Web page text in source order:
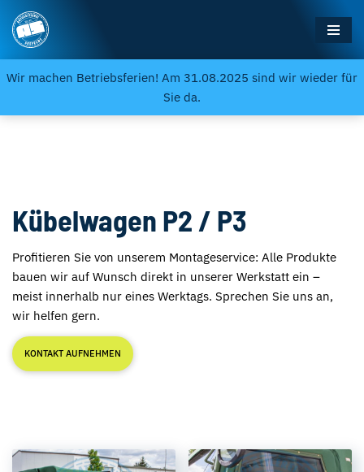
Wir machen Betriebsferien! Am 31.08.2025 sind wir wieder für
Sie da.
Zum
Inhalt
springen
Kübelwagen P2 / P3
Profitieren Sie von unserem Montageservice: Alle Produkte
bauen wir auf Wunsch direkt in unserer Werkstatt ein –
meist innerhalb nur eines Werktags. Sprechen Sie uns an,
wir helfen gern.
KONTAKT AUFNEHMEN